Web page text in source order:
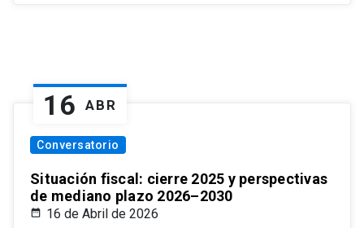
16 ABR
Conversatorio
Situación fiscal: cierre 2025 y perspectivas
de mediano plazo 2026–2030
16 de Abril de 2026